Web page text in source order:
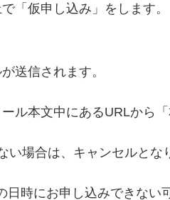
「仮申し込み」をします
送信されます。
ル本文中にあるURLから
場合は、キャンセルとな
時にお申し込みできない